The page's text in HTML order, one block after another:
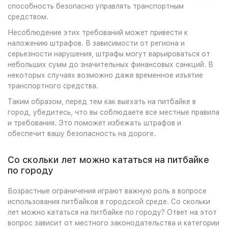
способность безопасно управлять транспортным
средством.
Несоблюдение этих требований может привести к
наложению штрафов. В зависимости от региона и
серьезности нарушения, штрафы могут варьироваться от
небольших сумм до значительных финансовых санкций. В
некоторых случаях возможно даже временное изъятие
транспортного средства.
Таким образом, перед тем как выехать на питбайке в
город, убедитесь, что вы соблюдаете все местные правила
и требования. Это поможет избежать штрафов и
обеспечит вашу безопасность на дороге.
Со скольки лет можно кататься на питбайке
по городу
Возрастные ограничения играют важную роль в вопросе
использования питбайков в городской среде. Со скольки
лет можно кататься на питбайке по городу? Ответ на этот
вопрос зависит от местного законодательства и категории